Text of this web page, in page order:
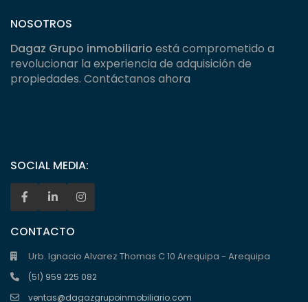
NOSOTROS
Dagaz Grupo inmobiliario está comprometido a
revolucionar la experiencia de adquisición de
propiedades. Contáctanos ahora
SOCIAL MEDIA:
CONTACTO
Urb. Ignacio Alvarez Thomas C 10 Arequipa - Arequipa
(51) 959 225 082
ventas@dagazgrupoinmobiliario.com